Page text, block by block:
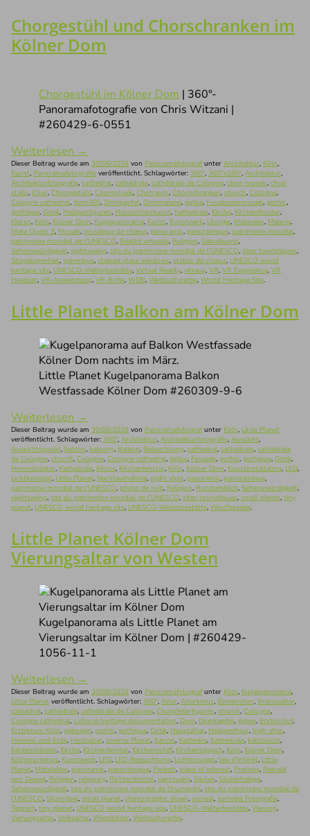
Chorgestühl und Chorschranken im
Kölner Dom
Chorgestühl im Kölner Dom | 360°-
Panoramafotografie von Chris Witzani |
#260429-6-0551
Weiterlesen →
Dieser Beitrag wurde am 30/06/2026 von Panoramafotografunter Architektur, Köln,
Kunst, Panoramafotografie veröffentlicht. Schlagwörter: 360°, 360°x180°, Architektur,
Architekturfotografie, cathedral, cathédrale, cathédrale de Cologne, choir mosaic, choir
stalls, Chor, Chorgestühl, Chormosaik, Chorraum, Chorschranken, church, Cologne,
Cologne cathedral, dom360, Domkapitel, Dommalerei, église, Fussbodenmosaik, gothic,
gothique, Gotik, Heiligenfiguren, Holzschnitzkunst, Kathedrale, Kirche, Kirchenfenster,
Klerus, Köln, Kölner Dom, Kugelpanorama, Kunst, Kunstwerk, Liturgie, Malereien, Malerie,
Meta Quest 3, Mosaik, mosaïque de chœur, panoramic, panoramique, patrimoine mondial,
patrimoine mondial de l'UNESCO, Réalité virtuelle, Religion, Sakralkunst,
Sehenswürdigkeit, sightseeing, site du patrimoine mondial de l'UNESCO, sites touristiques,
Sitzgelegenheit, spherique, stained glass windows, stalles de chœur, UNESCO world
heritage site, UNESCO-Welterbestätte, Virtual Reality, vitraux, VR, VR Experience, VR
Headset, VR-Anwendung, VR-Brille, WDR, Weltkulturerbe, World Heritage Site.
Little Planet Balkon am Kölner Dom
Little Planet Kugelpanorama Balkon
Westfassade Kölner Dom #260309-9-6
Weiterlesen →
Dieser Beitrag wurde am 30/06/2026 von Panoramafotografunter Köln, Little Planet
veröffentlicht. Schlagwörter: 360°, Architektur, Architekturfotografie, Aussicht,
Aussichtspunkt, balcon, balcony, Balkon, Beleuchtung, cathedral, cathédrale, cathédrale
de Cologne, church, Cologne, Cologne cathedral, église, Fassade, gothic, gothique, Gotik,
Himmelsleiter, Kathedrale, Kirche, Kirchenfenster, Köln, Kölner Dom, Kunstinstallation, LED,
Lichtkonzept, Little Planet, Nachtaufnahme, night shot, panoramic, panoramique,
patrimoine mondial de l'UNESCO, photo de nuit, Religion, Rundumblick, Sehenswürdigkeit,
sightseeing, site du patrimoine mondial de l'UNESCO, sites touristiques, small planet, tiny
planet, UNESCO world heritage site, UNESCO-Welterbestätte, Westfassade.
Little Planet Kölner Dom
Vierungsaltar von Westen
Kugelpanorama als Little Planet am
Vierungsaltar im Kölner Dom | #260429-
1056-11-1
Weiterlesen →
Dieser Beitrag wurde am 30/06/2026 von Panoramafotografunter Köln, Kugelpanorama,
Little Planet veröffentlicht. Schlagwörter: 360°, Altar, Altarkreuz, Binnenchor, Bronzealtar,
cathedral, cathédrale, cathédrale de Cologne, Chorpfeilerfiguren, church, Cologne,
Cologne cathedral, cultural heritage documentation, Dom, Domkapitel, église, Erzbischof,
Erzbistum Köln, gebogen, gothic, gothique, Gotik, Hauptaltar, Heiligenfigur, high altar,
Himmel und Erde, Hochaltar, Inverse Planet, Kanzel, Kathedra, Kathedrale, katholisch,
Kerzenständer, Kirche, Kirchenfenster, Kirchenschiff, Kirchenteppich, Köln, Kölner Dom,
Kölntourismus, Kunstwerk, LED, LED-Beleuchtung, Lichtkonzept, lieu d'intérêt, Little
Planet, Mittelalter, panoramic, panoramique, Parkett, place of interest, Pretiosa, Rainald
von Dassel, Religion, reliquary, Richterfenster, sanctuaire, Säulen, Säulenheilige,
Sehenswürdigkeit, site du patrimoine mondial de l'humanité, site du patrimoine mondial de
l'UNESCO, Sitzmöbel, small planet, stereographic down, surreal, surreale Fotografie,
Teppich, tiny planet, UNESCO world heritage site, UNESCO-Welterbestätte, Vierung,
Vierungsaltar, Volksaltar, Wandbilder, Weltkulturerbe.